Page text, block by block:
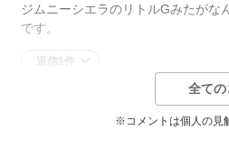
ジムニーシエラのリトルGみたがな
です。
返信1件
全ての
※コメントは個人の見